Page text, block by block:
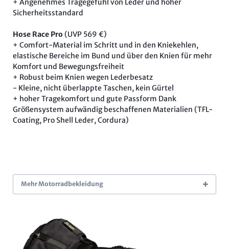
+ Angenehmes Tragegefühl von Leder und hoher
Sicherheitsstandard
Hose Race Pro (UVP 569 €)
+ Comfort-Material im Schritt und in den Kniekehlen,
elastische Bereiche im Bund und über den Knien für mehr
Komfort und Bewegungsfreiheit
+ Robust beim Knien wegen Lederbesatz
- Kleine, nicht überlappte Taschen, kein Gürtel
+ hoher Tragekomfort und gute Passform Dank
Größensystem aufwändig beschaffenen Materialien (TFL-
Coating, Pro Shell Leder, Cordura)
Mehr Motorradbekleidung